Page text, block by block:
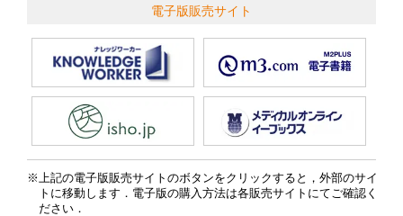
電子版販売サイト
上記の電子版販売サイトのボタンをクリックすると，外部のサイ
トに移動します．電子版の購入方法は各販売サイトにてご確認く
ださい．